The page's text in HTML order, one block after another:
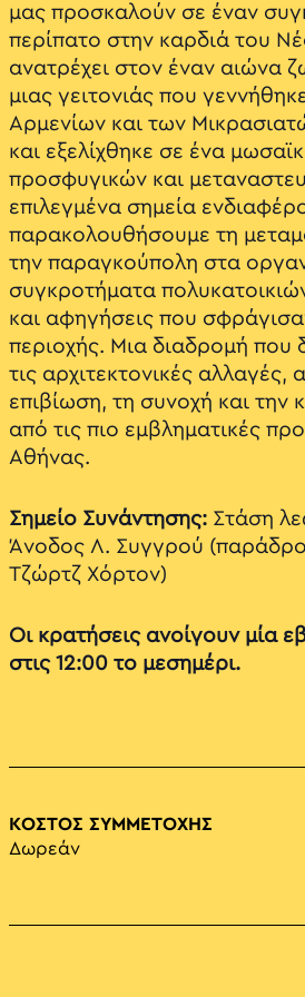
μας προσκαλούν σε έναν
περίπατο στην καρδιά του
ανατρέχει στον έναν αιώνα
μιας γειτονιάς που
Αρμενίων και των
και εξελίχθηκε σε ένα
προσφυγικών και
επιλεγμένα σημεία
παρακολουθήσουμε τη
την παραγκούπολη στα
συγκροτήματα
και αφηγήσεις που
περιοχής. Μια διαδρομή που
τις αρχιτεκτονικές αλλαγές,
επιβίωση, τη συνοχή και την
από τις πιο εμβληματικές
Αθήνας.
Σημείο Συνάντησης: Στάση
Άνοδος Λ. Συγγρού
Τζώρτζ Χόρτον)
Οι κρατήσεις ανοίγουν μία
στις 12:00 το μεσημέρι.
ΚΟΣΤΟΣ ΣΥΜΜΕΤΟΧΗΣ
Δωρεάν